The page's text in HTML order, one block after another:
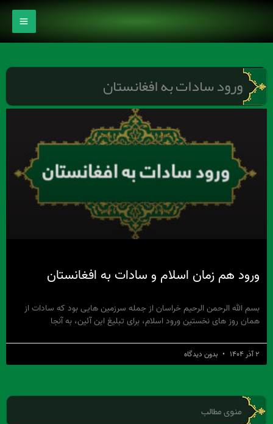
محتوا
ورود سادات به افغانستان
ورود هم‏ زمان اسلام و سادات به‏ افغانستان
بسم الله الرحمن الرحیم خراسان از جمله سرزمین‏ هایی بود که سادات از
همان روز های نخستین ورود اسلام، برای تبلیغ این آئین، به ‏آن‏جا
۲ آذر ۱۴۰۴ بدون دیدگاه
منوی مطالب